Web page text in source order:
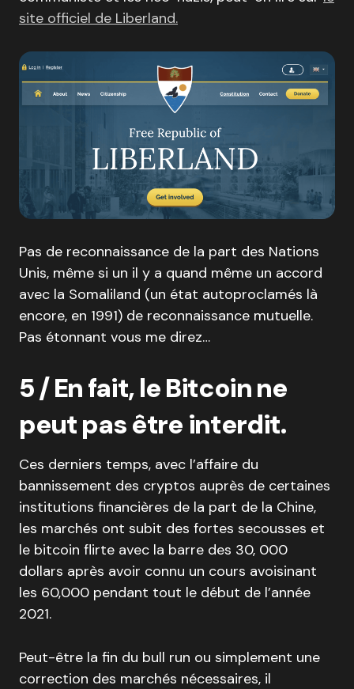
site officiel de Liberland.
Pas de reconnaissance de la part des Nations
Unis, même si un il y a quand même un accord
avec la Somaliland (un état autoproclamés là
encore, en 1991) de reconnaissance mutuelle.
Pas étonnant vous me direz…
5 / En fait, le Bitcoin ne
peut pas être interdit.
Ces derniers temps, avec l’affaire du
bannissement des cryptos auprès de certaines
institutions financières de la part de la Chine,
les marchés ont subit des fortes secousses et
le bitcoin flirte avec la barre des 30, 000
dollars après avoir connu un cours avoisinant
les 60,000 pendant tout le début de l’année
2021.
Peut-être la fin du bull run ou simplement une
correction des marchés nécessaires, il